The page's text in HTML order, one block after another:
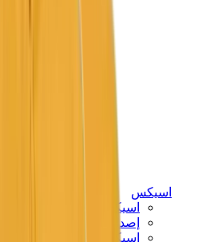
اسيكس
اسيكس الأكثر مبيعاً
إصدارات اسيكس الجديدة
اسيكس جل-كايانو